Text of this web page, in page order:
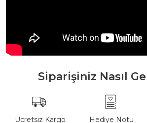
Siparişiniz Nasıl
Ücretsiz Kargo Hediye Notu